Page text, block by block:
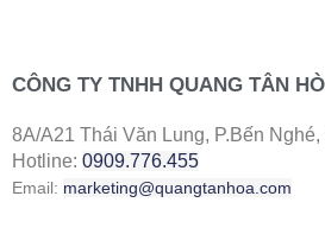
CÔNG TY TNHH QUANG TÂN
8A/A21 Thái Văn Lung, P.Bến Nghé,
Hotline: 0909.776.455
Email: marketing@quangtanhoa.com